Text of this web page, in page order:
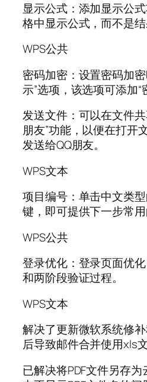
显示公式：添加显示公
格中显示公式，而不是结
WPS公共
密码加密：设置密码加
示”选项，该选项可添加“
发送文件：可以在文件
朋友”功能，以便在打开
发送给QQ朋友。
WPS文本
项目编号：单击中文类
键，即可提供下一步常用
WPS公共
登录优化：登录页面优
和两阶段验证过程。
WPS文本
解决了更新微软系统修
后导致邮件合并使用xls
已解决将PDF文件另存